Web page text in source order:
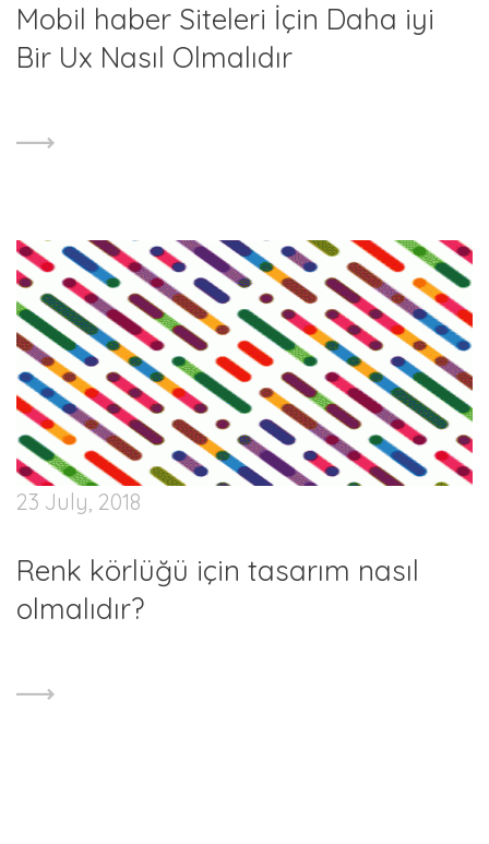
Mobil haber Siteleri İçin Daha iyi
Bir Ux Nasıl Olmalıdır
23 July, 2018
Renk körlüğü için tasarım nasıl
olmalıdır?